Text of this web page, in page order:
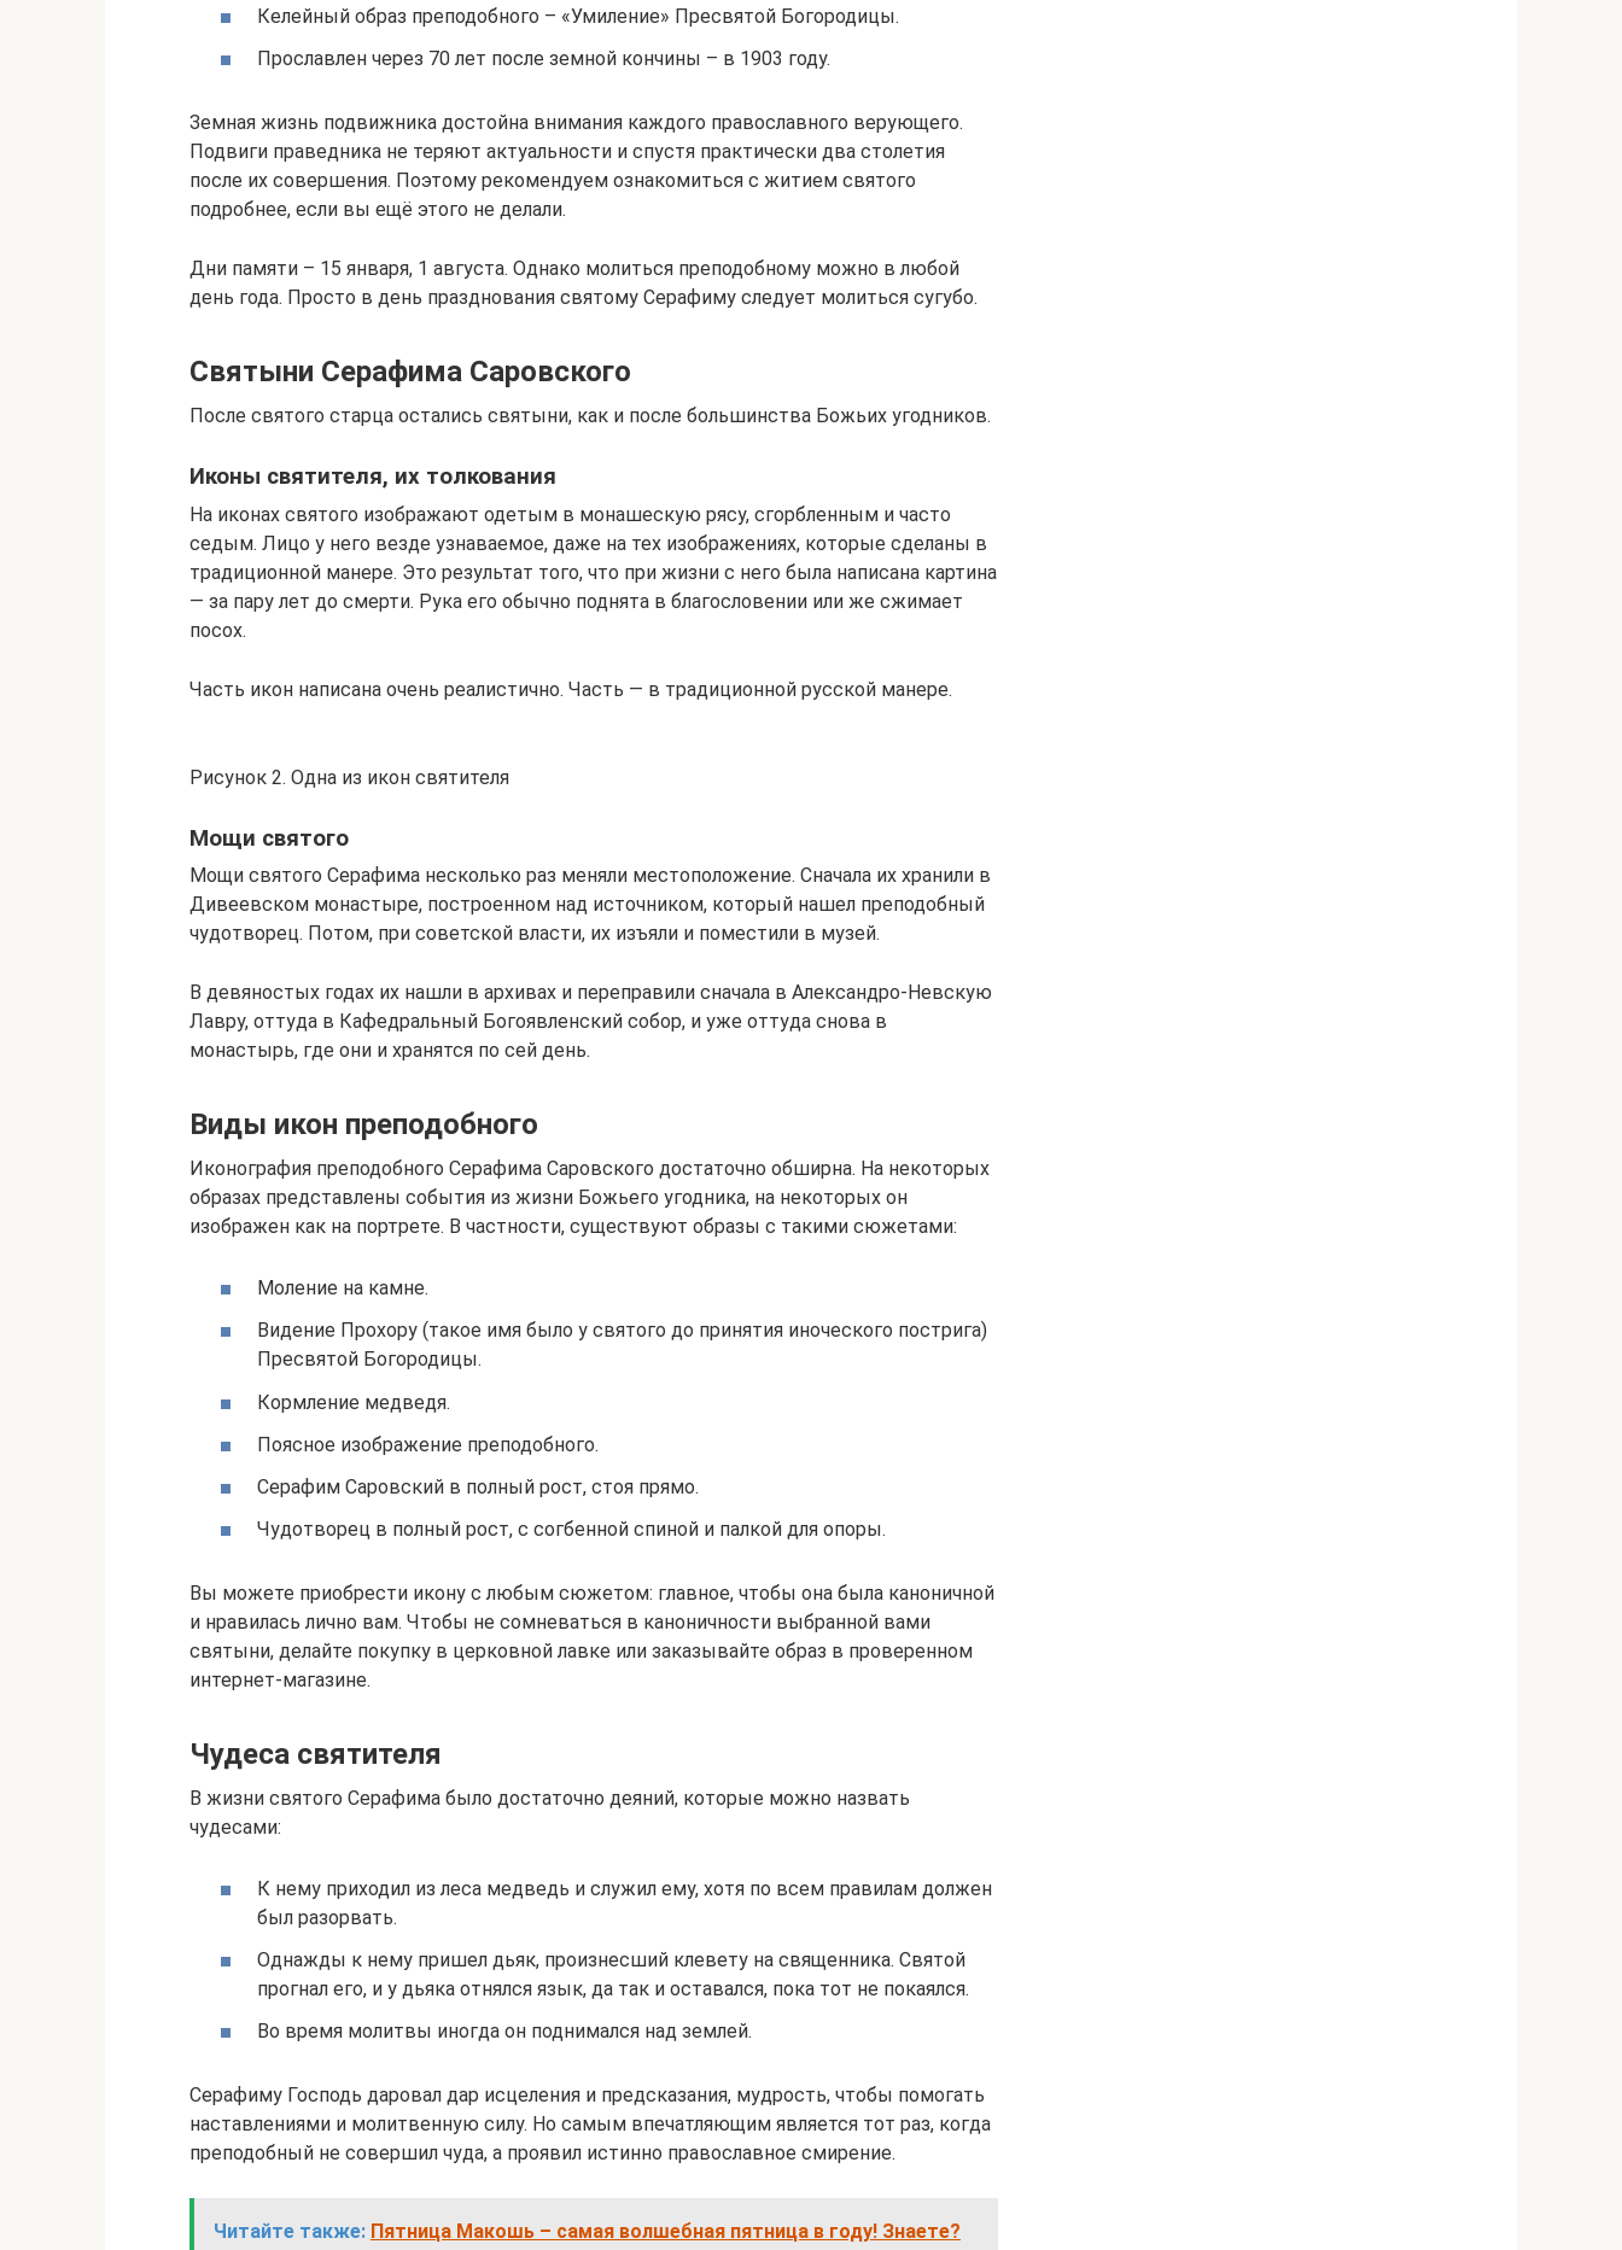
Келейный образ преподобного – «Умиление» Пресвятой Богородицы.
Прославлен через 70 лет после земной кончины – в 1903 году.
Земная жизнь подвижника достойна внимания каждого православного верующего.
Подвиги праведника не теряют актуальности и спустя практически два столетия
после их совершения. Поэтому рекомендуем ознакомиться с житием святого
подробнее, если вы ещё этого не делали.
Дни памяти – 15 января, 1 августа. Однако молиться преподобному можно в любой
день года. Просто в день празднования святому Серафиму следует молиться сугубо.
Святыни Серафима Саровского
После святого старца остались святыни, как и после большинства Божьих угодников.
Иконы святителя, их толкования
На иконах святого изображают одетым в монашескую рясу, сгорбленным и часто
седым. Лицо у него везде узнаваемое, даже на тех изображениях, которые сделаны в
традиционной манере. Это результат того, что при жизни с него была написана картина
— за пару лет до смерти. Рука его обычно поднята в благословении или же сжимает
посох.
Часть икон написана очень реалистично. Часть — в традиционной русской манере.
Рисунок 2. Одна из икон святителя
Мощи святого
Мощи святого Серафима несколько раз меняли местоположение. Сначала их хранили в
Дивеевском монастыре, построенном над источником, который нашел преподобный
чудотворец. Потом, при советской власти, их изъяли и поместили в музей.
В девяностых годах их нашли в архивах и переправили сначала в Александро-Невскую
Лавру, оттуда в Кафедральный Богоявленский собор, и уже оттуда снова в
монастырь, где они и хранятся по сей день.
Виды икон преподобного
Иконография преподобного Серафима Саровского достаточно обширна. На некоторых
образах представлены события из жизни Божьего угодника, на некоторых он
изображен как на портрете. В частности, существуют образы с такими сюжетами:
Моление на камне.
Видение Прохору (такое имя было у святого до принятия иноческого пострига)
Пресвятой Богородицы.
Кормление медведя.
Поясное изображение преподобного.
Серафим Саровский в полный рост, стоя прямо.
Чудотворец в полный рост, с согбенной спиной и палкой для опоры.
Вы можете приобрести икону с любым сюжетом: главное, чтобы она была каноничной
и нравилась лично вам. Чтобы не сомневаться в каноничности выбранной вами
святыни, делайте покупку в церковной лавке или заказывайте образ в проверенном
интернет-магазине.
Чудеса святителя
В жизни святого Серафима было достаточно деяний, которые можно назвать
чудесами:
К нему приходил из леса медведь и служил ему, хотя по всем правилам должен
был разорвать.
Однажды к нему пришел дьяк, произнесший клевету на священника. Святой
прогнал его, и у дьяка отнялся язык, да так и оставался, пока тот не покаялся.
Во время молитвы иногда он поднимался над землей.
Серафиму Господь даровал дар исцеления и предсказания, мудрость, чтобы помогать
наставлениями и молитвенную силу. Но самым впечатляющим является тот раз, когда
преподобный не совершил чуда, а проявил истинно православное смирение.
Читайте также: Пятница Макошь – самая волшебная пятница в году! Знаете?